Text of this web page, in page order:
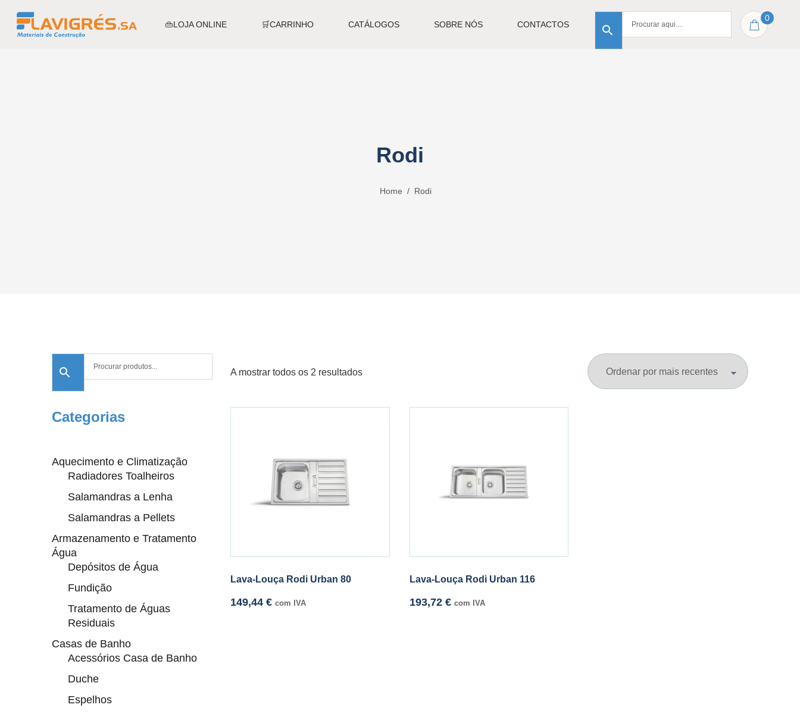
👜LOJA ONLINE 🛒CARRINHO CATÁLOGOS SOBRE NÓS CONTACTOS
0
Rodi
Home Rodi
A mostrar todos os 2 resultados
Lava-Louça Rodi Urban 80
149,44 € com IVA
Lava-Louça Rodi Urban 116
193,72 € com IVA
Categorias
Aquecimento e Climatização
Radiadores Toalheiros
Salamandras a Lenha
Salamandras a Pellets
Armazenamento e Tratamento
Água
Depósitos de Água
Fundição
Tratamento de Águas
Residuais
Casas de Banho
Acessórios Casa de Banho
Duche
Espelhos